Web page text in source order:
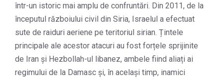
într-un istoric mai amplu de confruntări. Din 2011, de la
începutul războiului civil din Siria, Israelul a efectuat
sute de raiduri aeriene pe teritoriul sirian. Țintele
principale ale acestor atacuri au fost forțele sprijinite
de Iran și Hezbollah-ul libanez, ambele fiind aliați ai
regimului de la Damasc și, în același timp, inamici